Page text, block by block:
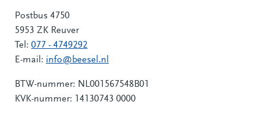
Postbus 4750
5953 ZK Reuver
Tel: 077 - 4749292
E-mail: info@beesel.nl
BTW-nummer: NL001567548B01
KVK-nummer: 14130743 0000